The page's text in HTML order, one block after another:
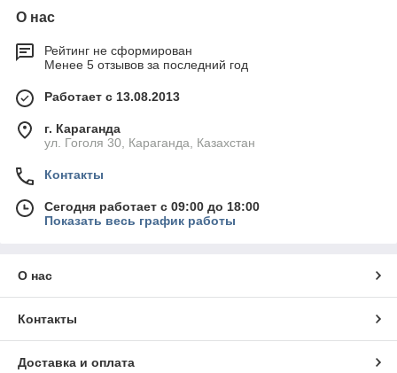
О нас
Рейтинг не сформирован
Менее 5 отзывов за последний год
Работает с 13.08.2013
г. Караганда
ул. Гоголя 30, Караганда, Казахстан
Контакты
Сегодня работает с 09:00 до 18:00
Показать весь график работы
О нас
Контакты
Доставка и оплата